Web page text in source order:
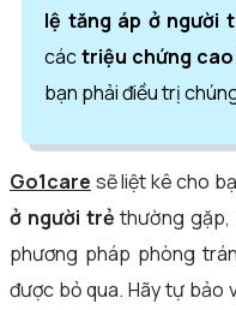
lệ tăng áp ở người
cáctriệu chứng
bạn phải điều trị
Go1care sẽ liệt kê cho
ở người trẻ thường gặp,
phương pháp phòng
được bỏ qua. Hãy tự bảo